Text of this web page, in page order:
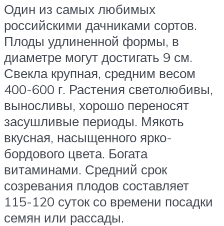
Один из самых любимых
российскими дачниками сортов.
Плоды удлиненной формы, в
диаметре могут достигать 9 см.
Свекла крупная, средним весом
400-600 г. Растения светолюбивы,
выносливы, хорошо переносят
засушливые периоды. Мякоть
вкусная, насыщенного ярко-
бордового цвета. Богата
витаминами. Средний срок
созревания плодов составляет
115-120 суток со времени посадки
семян или рассады.